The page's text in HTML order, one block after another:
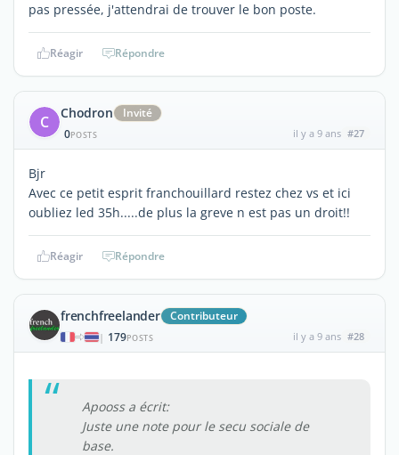
pas pressée, j'attendrai de trouver le bon poste.
Réagir Répondre
C Chodron
Invité
0POSTS il y a 9 ans #27
Bjr
Avec ce petit esprit franchouillard restez chez vs et ici
oubliez led 35h.....de plus la greve n est pas un droit!!
Réagir Répondre
frenchfreelander Contributeur
| 179POSTS il y a 9 ans #28
Apooss a écrit:
Juste une note pour le secu sociale de
base.